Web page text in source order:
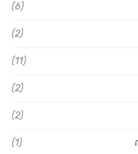
(6)
(2)
(11)
(2)
(2)
(1)